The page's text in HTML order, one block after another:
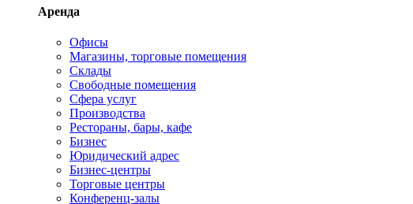
Аренда
Офисы
Магазины, торговые помещения
Склады
Свободные помещения
Сфера услуг
Производства
Рестораны, бары, кафе
Бизнес
Юридический адрес
Бизнес-центры
Торговые центры
Конференц-залы